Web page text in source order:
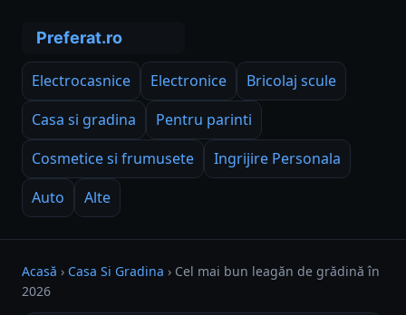
Electrocasnice Electronice
Bricolaj scule
Casa si gradina
Pentru parinti
Cosmetice si frumusete
Ingrijire Personala
Auto
Alte
Acasă › Casa Si Gradina › Cel mai bun leagăn de grădină în
2026